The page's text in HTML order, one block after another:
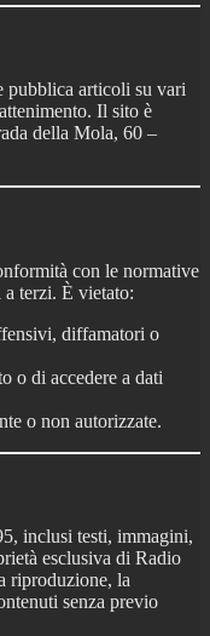
pubblica articoli su vari
Il sito è
della Mola, 60 –
con le normative
a terzi. È vietato:
diffamatori o
o di accedere a dati
o non autorizzate.
inclusi testi, immagini,
esclusiva di Radio
riproduzione, la
senza previo